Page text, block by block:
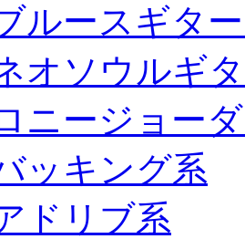
ルースギタ
オソウルギ
ニージョー
ッキング系
ドリブ系